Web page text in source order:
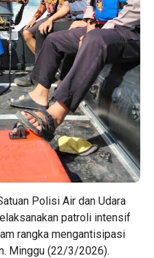
Polisi Air dan Udara
patroli intensif
rangka mengantisipasi
Minggu (22/3/2026).